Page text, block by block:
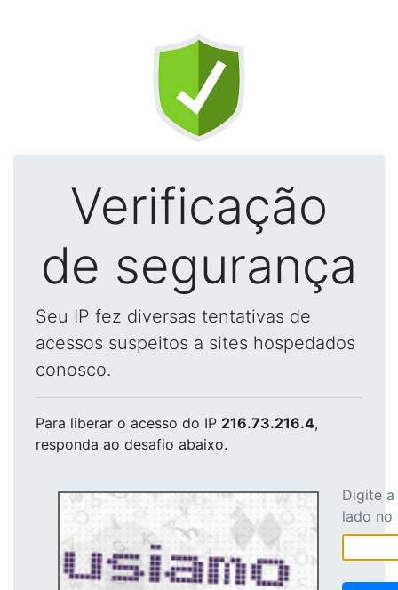
Verificação
de segurança
Seu IP fez diversas tentativas de
acessos suspeitos a sites hospedados
conosco.
Para liberar o acesso do IP 216.73.216.4,
responda ao desafio abaixo.
Digite
lado no